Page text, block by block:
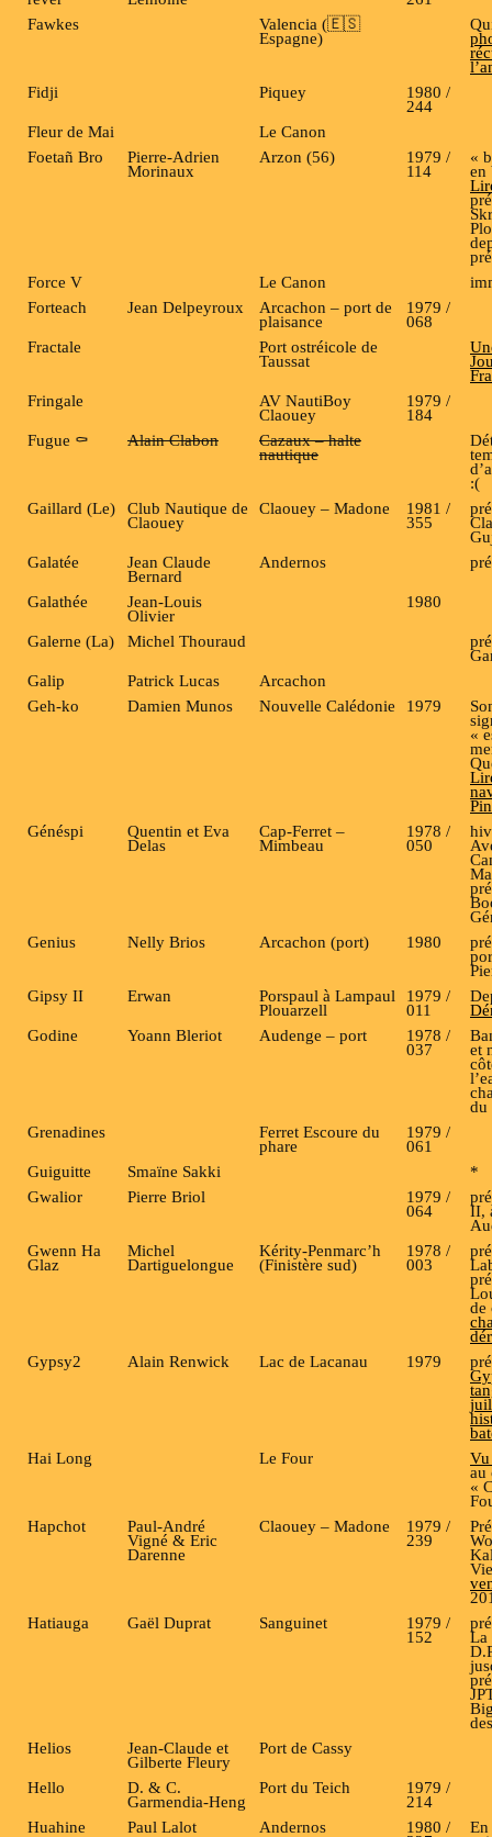
Fawkes
Valencia (🇪🇸
Espagne)
Fidji
Piquey 1980 /
244
Fleur de Mai
Le Canon
Foetañ Bro
Pierre-Adrien
Morinaux
Arzon (56) 1979 /
114
«
en
Force V
Le Canon
Forteach
Jean Delpeyroux Arcachon – port de
plaisance
1979 /
068
Fractale
Port ostréicole de
Taussat
Fringale
AV NautiBoy
Claouey
1979 /
184
Fugue ⚰️
Alain Clabon Cazaux – halte
nautique
:(
Gaillard (Le)
Club Nautique de
Claouey
Claouey – Madone 1981 /
355
Galatée
Jean Claude
Bernard
Andernos
Galathée Jean-Louis
Olivier
1980
Galerne (La) Michel Thouraud
Galip
Patrick Lucas
Arcachon
Geh-ko
Damien Munos Nouvelle Calédonie 1979
«
Généspi
Quentin et Eva
Delas
Cap-Ferret –
Mimbeau
1978 /
050
Genius
Nelly Brios Arcachon (port) 1980
Gipsy II
Erwan Porspaul à Lampaul
Plouarzell
1979 /
011
Godine
Yoann Bleriot Audenge – port 1978 /
037 et
du
Grenadines
Ferret Escoure du
phare
1979 /
061
Guiguitte
Smaïne Sakki
*
Gwalior
Pierre Briol 1979 /
064 II,
Gwenn Ha
Glaz
Michel
Dartiguelongue
Kérity-Penmarc’h
(Finistère sud)
1978 /
003
de
Gypsy2
Alain Renwick Lac de Lacanau 1979
Hai Long
Le Four
au
«
Hapchot
Paul-André
Vigné & Eric
Darenne
Claouey – Madone 1979 /
239
Hatiauga
Gaël Duprat Sanguinet 1979 /
152 La
Helios
Jean-Claude et
Gilberte Fleury
Port de Cassy
Hello D. & C.
Garmendia-Heng
Port du Teich 1979 /
214
Huahine
Paul Lalot Andernos 1980 / En